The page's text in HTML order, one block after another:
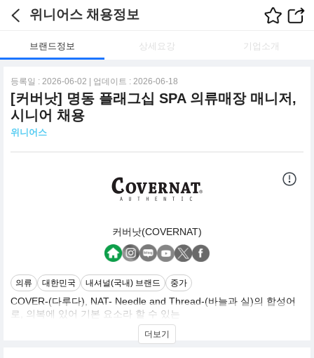
위니어스 채용정보
브랜드정보 상세요강 기업소개
등록일 : 2026-06-02 | 업데이트 : 2026-06-18
[커버낫] 명동 플래그십 SPA 의류매장 매니저,
시니어 채용
위니어스
커버낫(COVERNAT)
의류 대한민국 내셔널(국내) 브랜드 중가
COVER-(다루다), NAT- Needle and Thread-(바늘과 실)의 합성어
로, 의복에 있어 기본 요소라 할 수 있는
바늘과 실, 그 바늘과 실이라는 기본에서 시작하여 기본에 충실한 옷
을 다룬다라는 의미를 가지고 있습니다.
더보기